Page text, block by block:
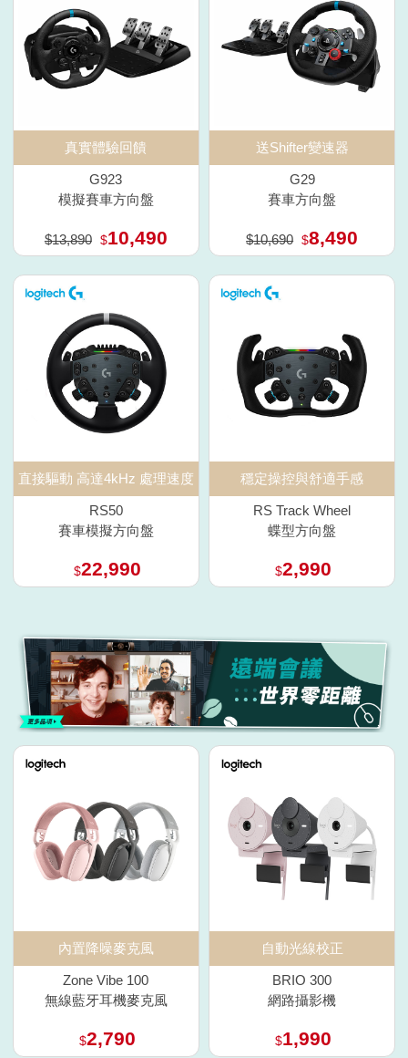
真實體驗回饋
G923
模擬賽車方向盤
$13,890 $10,490
送Shifter變速器
G29
賽車方向盤
$10,690 $8,490
直接驅動 高達4kHz 處理速度
RS50
賽車模擬方向盤
$22,990
穩定操控與舒適手感
RS Track Wheel
蝶型方向盤
$2,990
內置降噪麥克風
Zone Vibe 100
無線藍牙耳機麥克風
$2,790
自動光線校正
BRIO 300
網路攝影機
$1,990